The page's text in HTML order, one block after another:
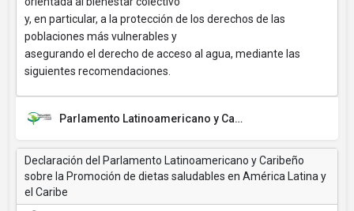
y, en particular, a la protección de los derechos de las
poblaciones más vulnerables y
asegurando el derecho de acceso al agua, mediante las
siguientes recomendaciones.
Parlamento Latinoamericano y Caribeño (PARLATINO)
Declaración del Parlamento Latinoamericano y Caribeño
sobre la Promoción de dietas saludables en América Latina y
el Caribe